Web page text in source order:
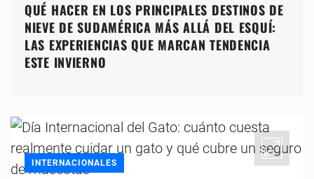
QUÉ HACER EN LOS PRINCIPALES DESTINOS DE
NIEVE DE SUDAMÉRICA MÁS ALLÁ DEL ESQUÍ:
LAS EXPERIENCIAS QUE MARCAN TENDENCIA
ESTE INVIERNO
INTERNACIONALES